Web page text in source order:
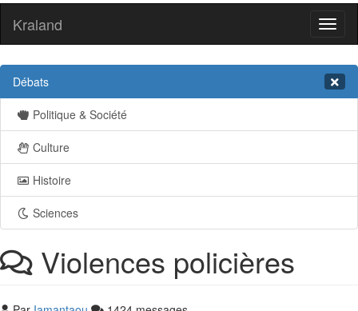
Kraland
Débats
Politique & Société
Culture
Histoire
Sciences
Violences policières